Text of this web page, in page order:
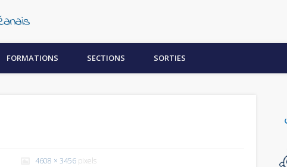
FORMATIONS SECTIONS SORTIES
4608 × 3456 pixels